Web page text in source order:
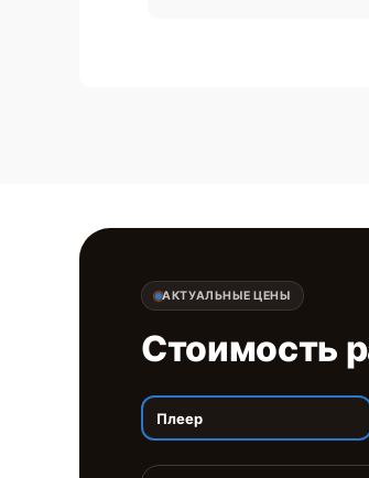
АКТУАЛЬНЫЕ ЦЕНЫ
Стоимость
Плеер